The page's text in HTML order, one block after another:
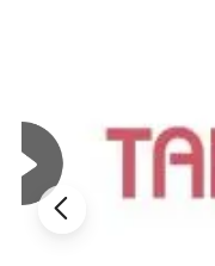
무선 휴대성